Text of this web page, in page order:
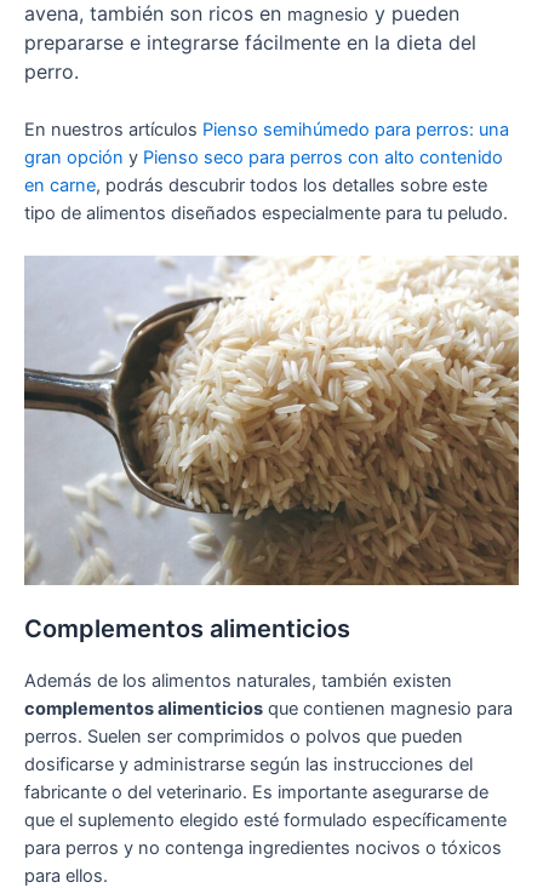
avena, también son ricos en magnesio y pueden
prepararse e integrarse fácilmente en la dieta del
perro.
En nuestros artículos Pienso semihúmedo para perros: una
gran opción y Pienso seco para perros con alto contenido
en carne, podrás descubrir todos los detalles sobre este
tipo de alimentos diseñados especialmente para tu peludo.
Complementos alimenticios
Además de los alimentos naturales, también existen
complementos alimenticios que contienen magnesio para
perros. Suelen ser comprimidos o polvos que pueden
dosificarse y administrarse según las instrucciones del
fabricante o del veterinario. Es importante asegurarse de
que el suplemento elegido esté formulado específicamente
para perros y no contenga ingredientes nocivos o tóxicos
para ellos.